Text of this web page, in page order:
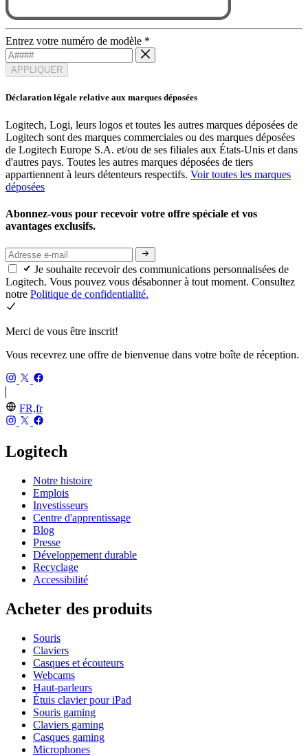
Entrez votre numéro de modèle *
APPLIQUER
Déclaration légale relative aux marques déposées
Logitech, Logi, leurs logos et toutes les autres marques déposées de
Logitech sont des marques commerciales ou des marques déposées
de Logitech Europe S.A. et/ou de ses filiales aux États-Unis et dans
d'autres pays. Toutes les autres marques déposées de tiers
appartiennent à leurs détenteurs respectifs. Voir toutes les marques
déposées
Abonnez-vous pour recevoir votre offre spéciale et vos
avantages exclusifs.
Je souhaite recevoir des communications personnalisées de
Logitech. Vous pouvez vous désabonner à tout moment. Consultez
notre Politique de confidentialité.
Merci de vous être inscrit!
Vous recevrez une offre de bienvenue dans votre boîte de réception.
FR,fr
Logitech
Notre histoire
Emplois
Investisseurs
Centre d'apprentissage
Blog
Presse
Développement durable
Recyclage
Accessibilité
Acheter des produits
Souris
Claviers
Casques et écouteurs
Webcams
Haut-parleurs
Étuis clavier pour iPad
Souris gaming
Claviers gaming
Casques gaming
Microphones